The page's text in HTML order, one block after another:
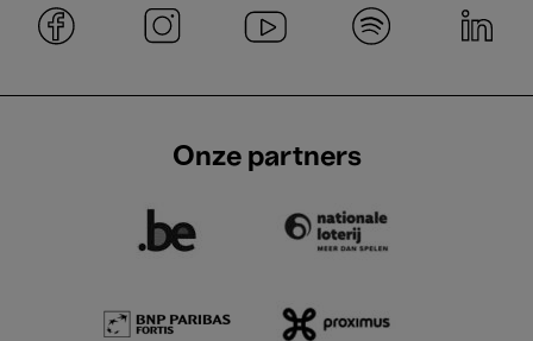
Onze partners